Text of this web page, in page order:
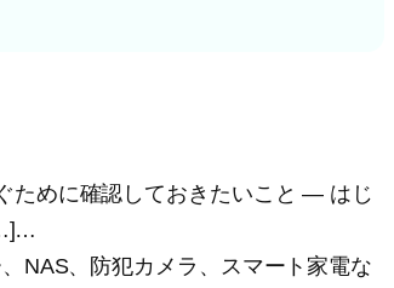
ために確認しておきたいこと ― はじ
NAS、防犯カメラ、スマート家電な